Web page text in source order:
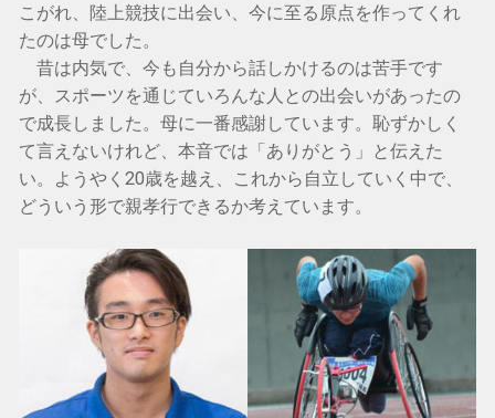
こがれ、陸上競技に出会い、今に至る原点を作ってくれ
たのは母でした。
昔は内気で、今も自分から話しかけるのは苦手です
が、スポーツを通じていろんな人との出会いがあったの
で成長しました。母に一番感謝しています。恥ずかしく
て言えないけれど、本音では「ありがとう」と伝えた
い。ようやく20歳を越え、これから自立していく中で、
どういう形で親孝行できるか考えています。